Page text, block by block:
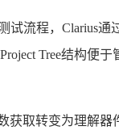
流程，Clarius通
Tree结构便于
获取转变为理解器